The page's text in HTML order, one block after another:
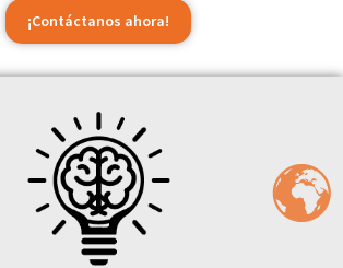
¡Contáctanos ahora!